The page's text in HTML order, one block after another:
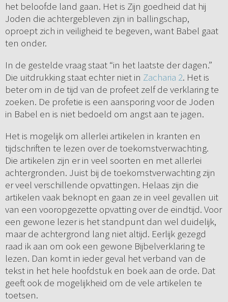
het beloofde land gaan. Het is Zijn goedheid dat hij
Joden die achtergebleven zijn in ballingschap,
oproept zich in veiligheid te begeven, want Babel gaat
ten onder.
In de gestelde vraag staat “in het laatste der dagen.”
Die uitdrukking staat echter niet in Zacharia 2. Het is
beter om in de tijd van de profeet zelf de verklaring te
zoeken. De profetie is een aansporing voor de Joden
in Babel en is niet bedoeld om angst aan te jagen.
Het is mogelijk om allerlei artikelen in kranten en
tijdschriften te lezen over de toekomstverwachting.
Die artikelen zijn er in veel soorten en met allerlei
achtergronden. Juist bij de toekomstverwachting zijn
er veel verschillende opvattingen. Helaas zijn die
artikelen vaak beknopt en gaan ze in veel gevallen uit
van een vooropgezette opvatting over de eindtijd. Voor
een gewone lezer is het standpunt dan wel duidelijk,
maar de achtergrond lang niet altijd. Eerlijk gezegd
raad ik aan om ook een gewone Bijbelverklaring te
lezen. Dan komt in ieder geval het verband van de
tekst in het hele hoofdstuk en boek aan de orde. Dat
geeft ook de mogelijkheid om de vele artikelen te
toetsen.